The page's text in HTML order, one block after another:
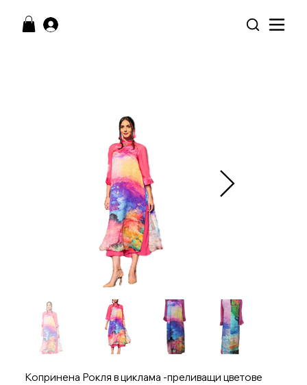
Копринена Рокля в циклама -преливащи цветове